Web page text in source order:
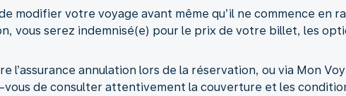
modifier votre voyage avant même qu’il ne commence en
vous serez indemnisé(e) pour le prix de votre billet, les
l’assurance annulation lors de la réservation, ou via Mon
de consulter attentivement la couverture et les